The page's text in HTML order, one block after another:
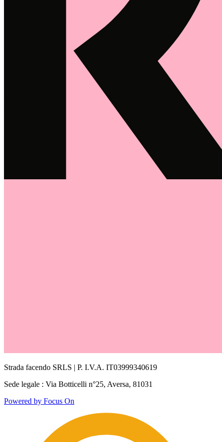
Strada facendo SRLS | P. I.V.A. IT03999340619
Sede legale : Via Botticelli n°25, Aversa, 81031
Powered by Focus On